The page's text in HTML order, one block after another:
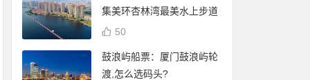
集美环杏林湾最美水上步道
50
鼓浪屿船票：厦门鼓浪屿轮
渡,怎么选码头?